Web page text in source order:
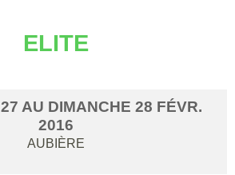
ELITE
27 AU DIMANCHE 28 FÉVR.
2016
AUBIÈRE